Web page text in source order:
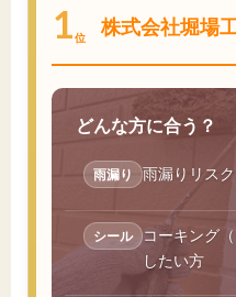
1位 株式会社堀場
どんな方に合う？
雨漏り 雨漏りリス
シール
コーキング
したい方